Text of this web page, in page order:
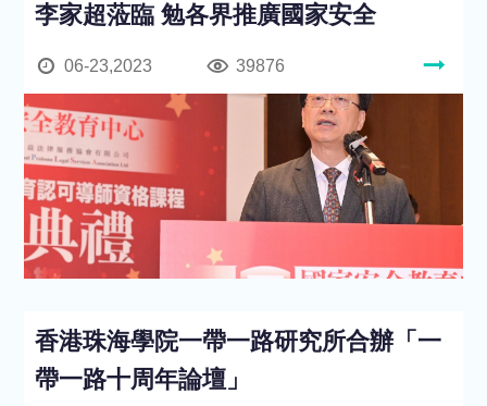
李家超蒞臨 勉各界推廣國家安全
06-23,2023 39876
香港珠海學院一帶一路研究所合辦「一
帶一路十周年論壇」